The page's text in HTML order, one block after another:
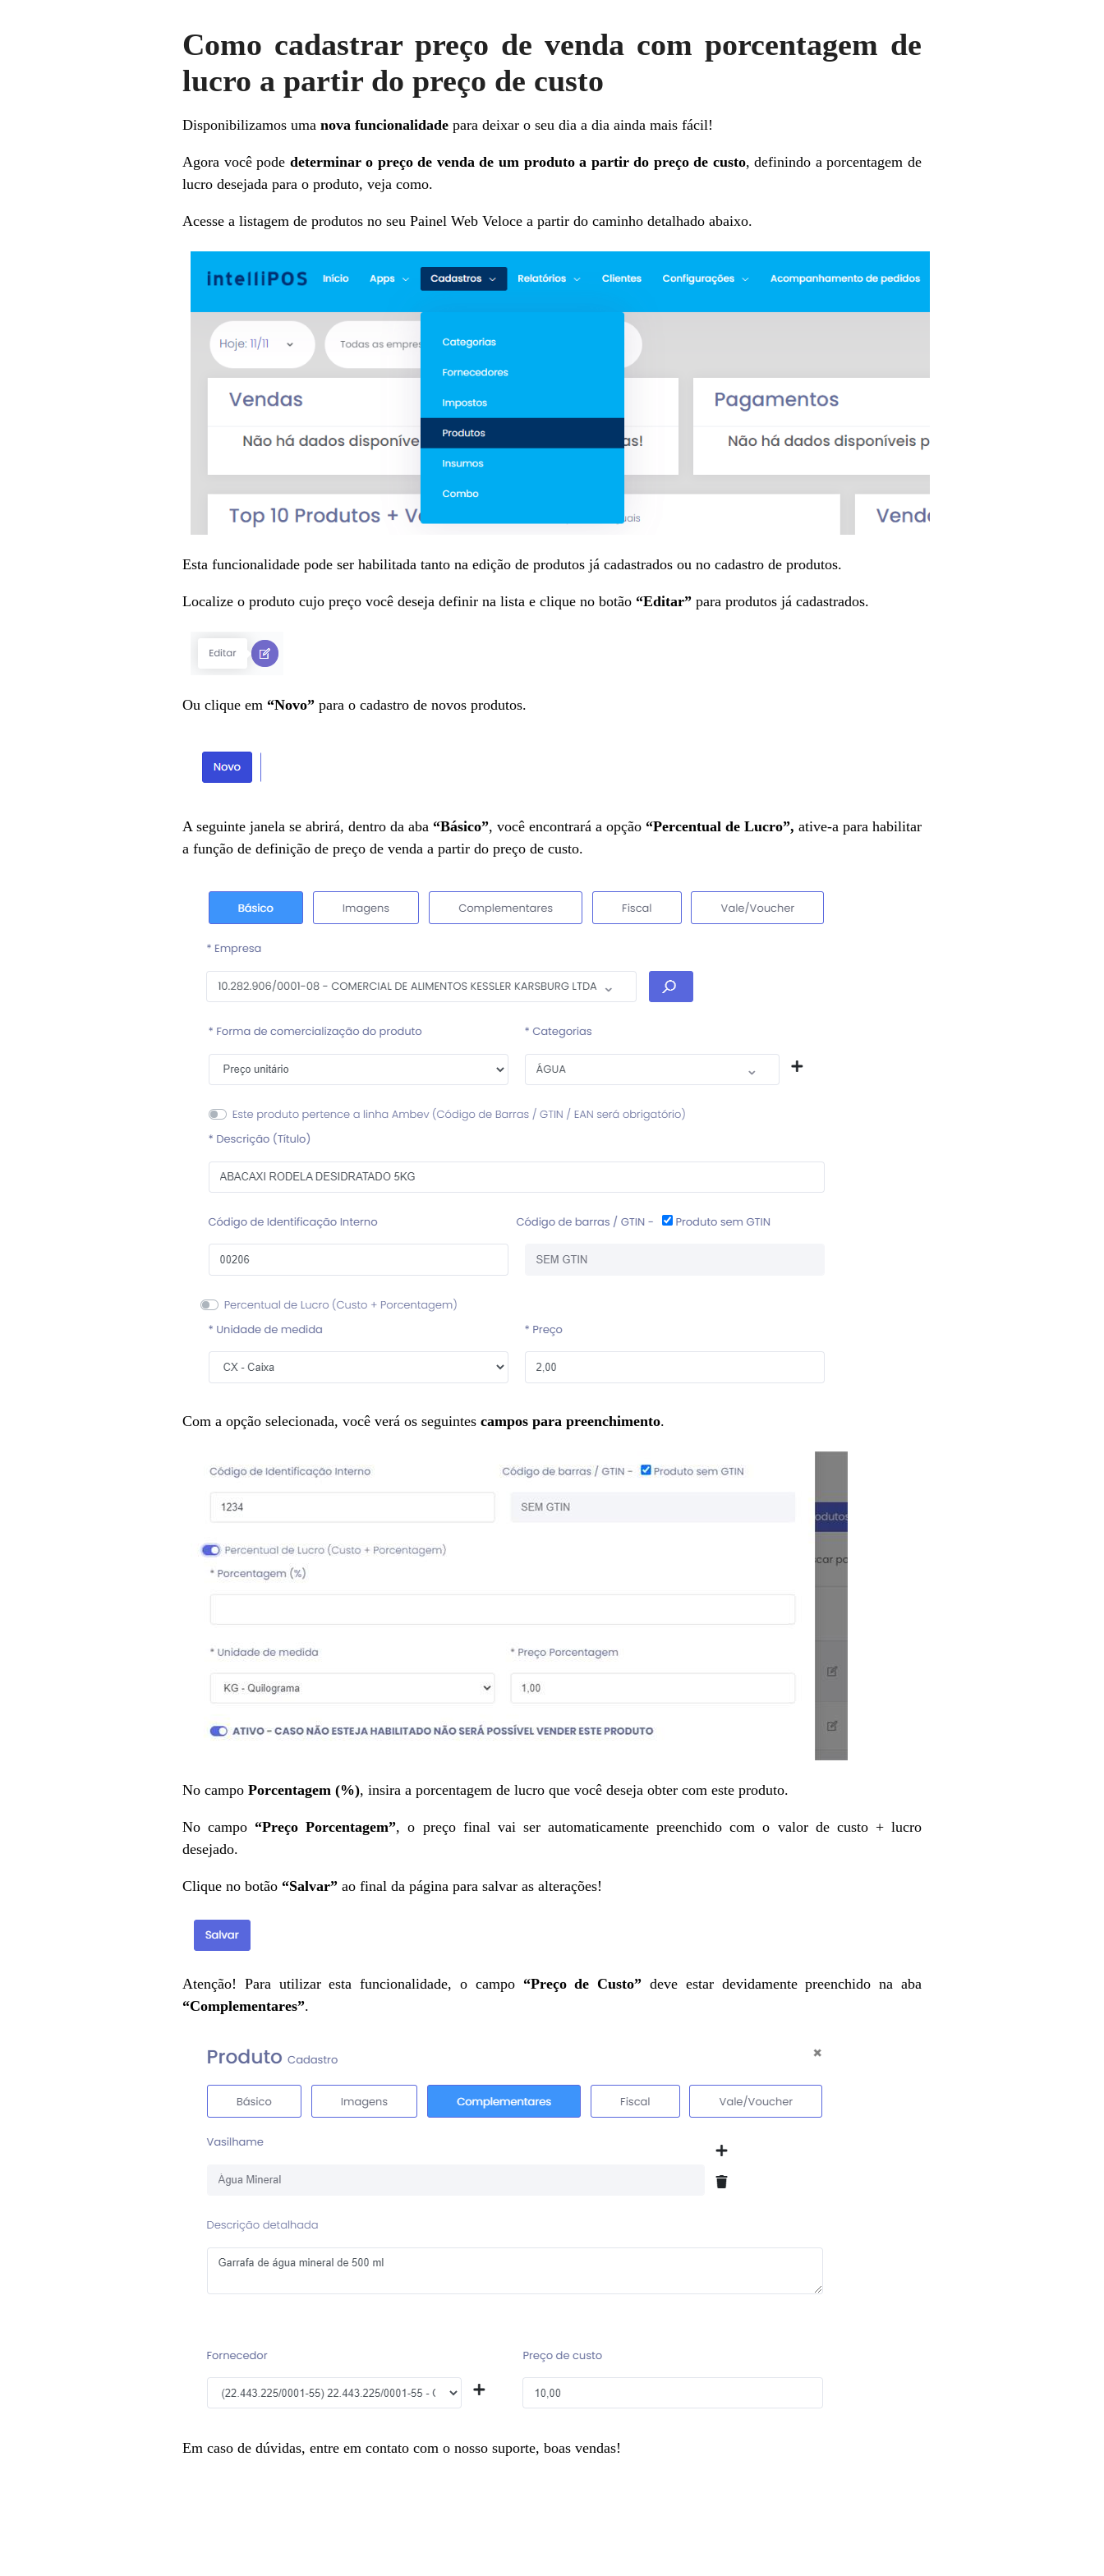
Como cadastrar preço de venda com porcentagem de
lucro a partir do preço de custo
Disponibilizamos uma nova funcionalidade para deixar o seu dia a dia ainda mais fácil!
Agora você pode determinar o preço de venda de um produto a partir do preço de custo, definindo a porcentagem de
lucro desejada para o produto, veja como.
Acesse a listagem de produtos no seu Painel Web Veloce a partir do caminho detalhado abaixo.
Esta funcionalidade pode ser habilitada tanto na edição de produtos já cadastrados ou no cadastro de produtos.
Localize o produto cujo preço você deseja definir na lista e clique no botão “Editar” para produtos já cadastrados.
Ou clique em “Novo” para o cadastro de novos produtos.
A seguinte janela se abrirá, dentro da aba “Básico”, você encontrará a opção “Percentual de Lucro”, ative-a para habilitar
a função de definição de preço de venda a partir do preço de custo.
Com a opção selecionada, você verá os seguintes campos para preenchimento.
No campo Porcentagem (%), insira a porcentagem de lucro que você deseja obter com este produto.
No campo “Preço Porcentagem”, o preço final vai ser automaticamente preenchido com o valor de custo + lucro
desejado.
Clique no botão “Salvar” ao final da página para salvar as alterações!
Atenção! Para utilizar esta funcionalidade, o campo “Preço de Custo” deve estar devidamente preenchido na aba
“Complementares”.
Em caso de dúvidas, entre em contato com o nosso suporte, boas vendas!